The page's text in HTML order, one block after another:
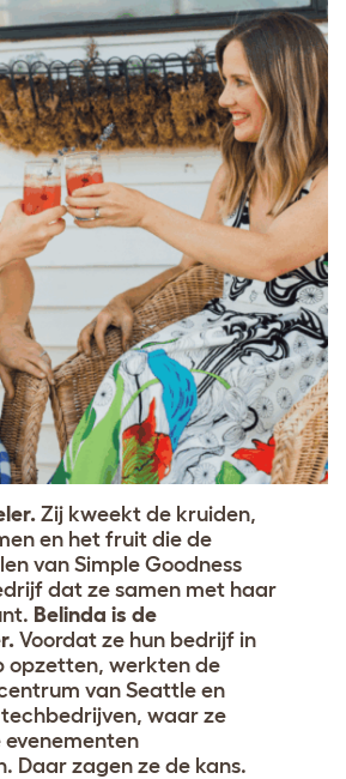
Zij kweekt de kruiden,
en het fruit die de
van Simple Goodness
dat ze samen met haar
Belinda is de
Voordat ze hun bedrijf in
opzetten, werkten de
van Seattle en
techbedrijven, waar ze
Daar zagen ze de kans.